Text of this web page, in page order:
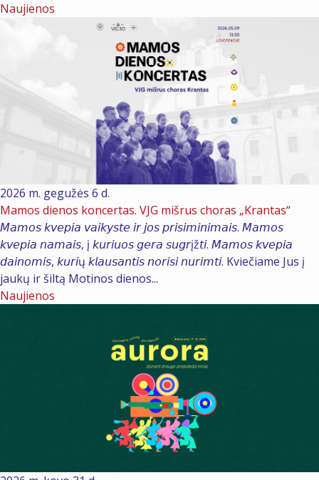
Naujienos
2026 m. gegužės 6 d.
Mamos dienos koncertas. VJG mišrus choras „Krantas“
𝘔𝘢𝘮𝘰𝘴 𝘬𝘷𝘦𝘱𝘪𝘢 𝘷𝘢𝘪𝘬𝘺𝘴𝘵𝘦 𝘪𝘳 𝘫𝘰𝘴 𝘱𝘳𝘪𝘴𝘪𝘮𝘪𝘯𝘪𝘮𝘢𝘪𝘴. 𝘔𝘢𝘮𝘰𝘴
𝘬𝘷𝘦𝘱𝘪𝘢 𝘯𝘢𝘮𝘢𝘪𝘴, į 𝘬𝘶𝘳𝘪𝘶𝘰𝘴 𝘨𝘦𝘳𝘢 𝘴𝘶𝘨𝘳įž𝘵𝘪. 𝘔𝘢𝘮𝘰𝘴 𝘬𝘷𝘦𝘱𝘪𝘢
𝘥𝘢𝘪𝘯𝘰𝘮𝘪𝘴, 𝘬𝘶𝘳𝘪ų 𝘬𝘭𝘢𝘶𝘴𝘢𝘯𝘵𝘪𝘴 𝘯𝘰𝘳𝘪𝘴𝘪 𝘯𝘶𝘳𝘪𝘮𝘵𝘪. Kviečiame Jus į
jaukų ir šiltą Motinos dienos...
Naujienos